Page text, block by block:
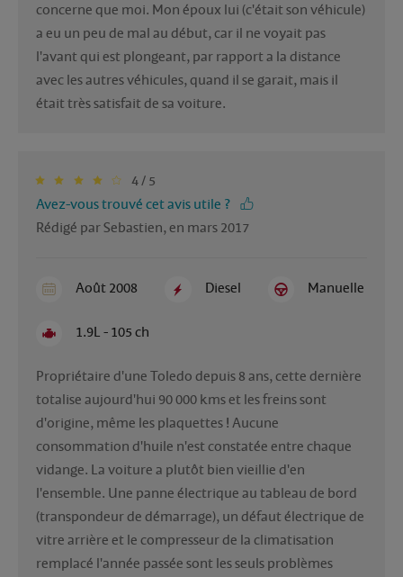
concerne que moi. Mon époux lui (c'était son véhicule)
a eu un peu de mal au début, car il ne voyait pas
l'avant qui est plongeant, par rapport a la distance
avec les autres véhicules, quand il se garait, mais il
était très satisfait de sa voiture.
4 / 5
Avez-vous trouvé cet avis utile ?
Rédigé par Sebastien, en mars 2017
Août 2008 Diesel Manuelle
1.9L - 105 ch
Propriétaire d'une Toledo depuis 8 ans, cette dernière
totalise aujourd'hui 90 000 kms et les freins sont
d'origine, même les plaquettes ! Aucune
consommation d'huile n'est constatée entre chaque
vidange. La voiture a plutôt bien vieillie d'en
l'ensemble. Une panne électrique au tableau de bord
(transpondeur de démarrage), un défaut électrique de
vitre arrière et le compresseur de la climatisation
remplacé l'année passée sont les seuls problèmes